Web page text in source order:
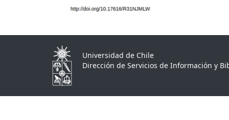
Universidad de Chile
Dirección de Servicios de Información y